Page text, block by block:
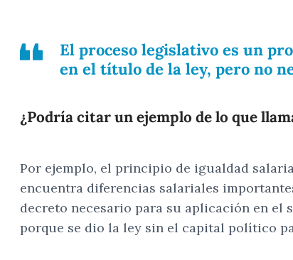
El proceso legislativo es un
en el título de la ley, pero no
¿Podría citar un ejemplo de lo que
Por ejemplo, el principio de igualdad
encuentra diferencias salariales
decreto necesario para su aplicación en el
porque se dio la ley sin el capital político